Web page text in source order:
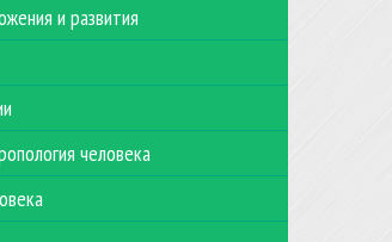
и развития
человека